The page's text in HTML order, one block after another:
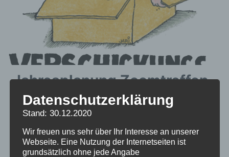
Jahresplanung Zoomtreffen
– Angebote auf
Bundesebene
Vorläufige Jahresplanung 2026:
Datenschutzerklärung
Stand: 30.12.2020
Wir freuen uns sehr über Ihr Interesse an unserer
Webseite. Eine Nutzung der Internetseiten ist
grundsätzlich ohne jede Angabe